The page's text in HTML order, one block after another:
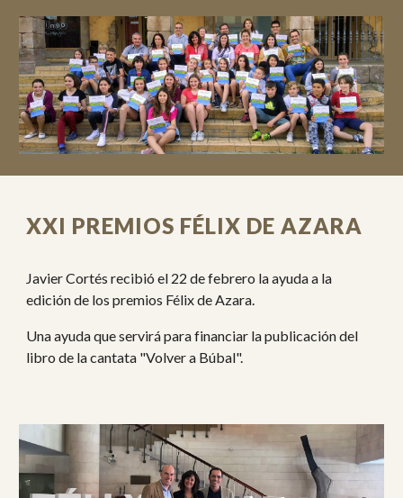
XXI PREMIOS FÉLIX DE AZARA
Javier Cortés recibió el 22 de febrero la ayuda a la
edición de los premios Félix de Azara.
Una ayuda que servirá para financiar la publicación del
libro de la cantata "Volver a Búbal".